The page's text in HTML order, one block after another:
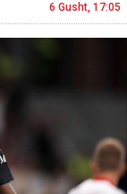
6 Gusht, 17:05